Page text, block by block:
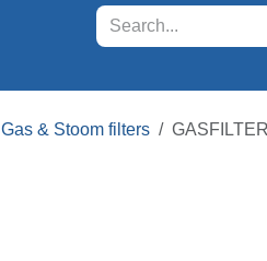
Gas & Stoom filters GASFILTER